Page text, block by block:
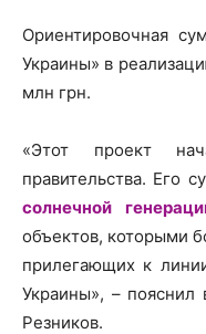
Ориентировочная
Украины» в
млн грн.
«Этот проект
правительства. Его
солнечной
объектов, которыми
прилегающих к
Украины», –
Резников.